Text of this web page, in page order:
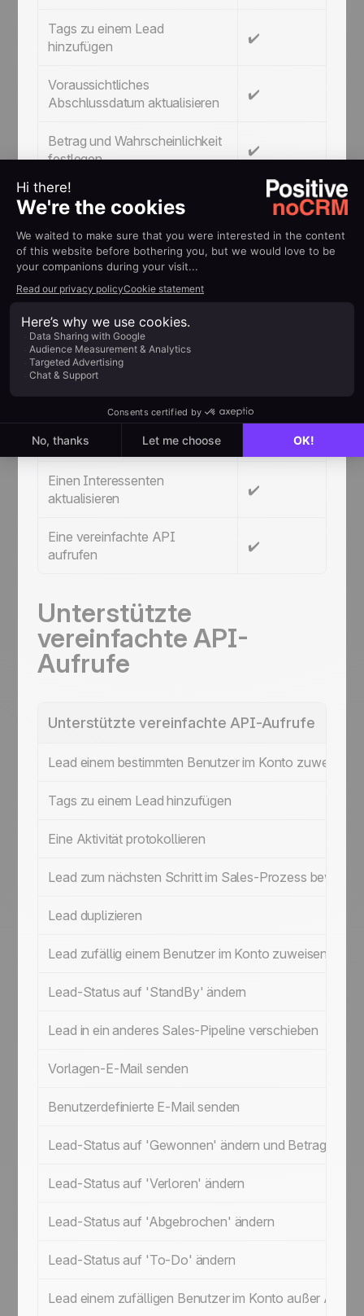
Tags zu einem Lead
hinzufügen
✔️
Voraussichtliches
Abschlussdatum aktualisieren
✔️
Betrag und Wahrscheinlichkeit
festlegen
✔️
Lead-Status aktualisieren
Kommentar zu einem Lead
erstellen
✔️
Anhang zu einem Lead
✔️
Eine Aktivität protokollieren
Einen neuen Interessenten
Einen Interessenten löschen
Einen Interessenten
aktualisieren
✔️
Eine vereinfachte API
aufrufen
✔️
Unterstützte
vereinfachte API-
Aufrufe
Unterstützte vereinfachte API-Aufrufe
Lead einem bestimmten Benutzer im Konto zuweisen
Tags zu einem Lead hinzufügen
Eine Aktivität protokollieren
Lead zum nächsten Schritt im Sales-Prozess bewegen
Lead duplizieren
Lead zufällig einem Benutzer im Konto zuweisen
Lead-Status auf 'StandBy' ändern
Lead in ein anderes Sales-Pipeline verschieben
Vorlagen-E-Mail senden
Benutzerdefinierte E-Mail senden
Lead-Status auf 'Gewonnen' ändern und Betrag
Lead-Status auf 'Verloren' ändern
Lead-Status auf 'Abgebrochen' ändern
Lead-Status auf 'To-Do' ändern
Lead einem zufälligen Benutzer im Konto außer